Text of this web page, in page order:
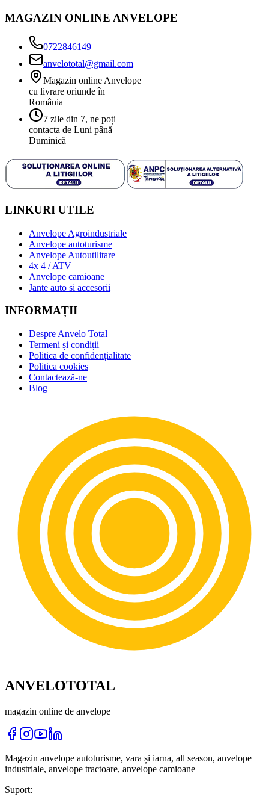
MAGAZIN ONLINE ANVELOPE
0722846149
anvelototal@gmail.com
Magazin online Anvelope
cu livrare oriunde în
România
7 zile din 7, ne poți
contacta de Luni până
Duminică
LINKURI UTILE
Anvelope Agroindustriale
Anvelope autoturisme
Anvelope Autoutilitare
4x 4 / ATV
Anvelope camioane
Jante auto si accesorii
INFORMAȚII
Despre Anvelo Total
Termeni și condiții
Politica de confidențialitate
Politica cookies
Contactează-ne
Blog
ANVELOTOTAL
magazin online de anvelope
Magazin anvelope autoturisme, vara și iarna, all season, anvelope
industriale, anvelope tractoare, anvelope camioane
Suport: